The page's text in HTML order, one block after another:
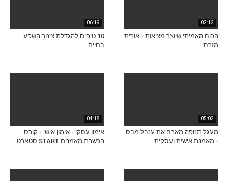
02:12
הכוח האמיתי שיוצר מציאות - אורית
מזרחי
06:19
10 טיפים להגדלת צינור השפע
בחיים
05:02
מעגל תנופה מארח את ענבל מבס
- מאמנת אישית ועסקית
04:18
אימון עסקי - אימון אישי - קורס
הכשרת מאמנים START סטארט